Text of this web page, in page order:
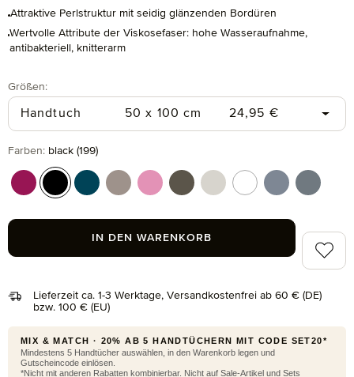
Attraktive Perlstruktur mit seidig glänzenden Bordüren
Wertvolle Attribute der Viskosefaser: hohe Wasseraufnahme,
antibakteriell, knitterarm
Lieferzeit ca. 1-3 Werktage, Versandkostenfrei ab 60 € (DE)
bzw. 100 € (EU)
Größenauswählen
:
Handtuch 50 x 100 cm Regulärer Preis:
24,95 €
Farbenauswählen
: black (199)
berry (266)black (199)deep lake (386)
ginger (132)
iris (308)olive (670)silver grey (823)
snow (001)steelbluestone
IN DEN WARENKORB Zum
MIX & MATCH · 20% AB 5 HANDTÜCHERN MIT CODE SET20*
Mindestens 5 Handtücher auswählen, in den Warenkorb legen und
Gutscheincode einlösen.
*Nicht mit anderen Rabatten kombinierbar. Nicht auf Sale-Artikel und Sets